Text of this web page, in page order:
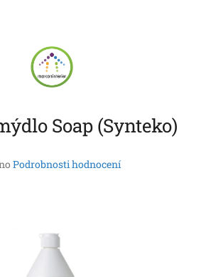
Soap (Synteko)
Podrobnosti hodnocení